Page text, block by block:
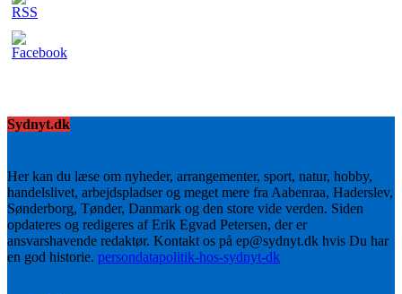
Sydnyt.dk
Her kan du læse om nyheder, arrangementer, sport, natur, hobby,
handelslivet, arbejdspladser og meget mere fra Aabenraa, Haderslev,
Sønderborg, Tønder, Danmark og den store vide verden. Siden
opdateres og redigeres af Erik Egvad Petersen, der er
ansvarshavende redaktør. Kontakt os på ep@sydnyt.dk hvis Du har
en god historie. persondatapolitik-hos-sydnyt-dk